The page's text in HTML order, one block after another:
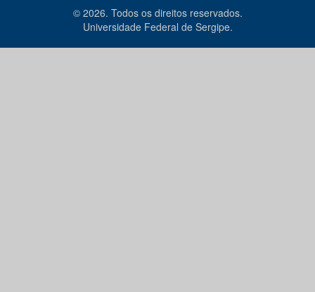
© 2026. Todos os direitos reservados.
Universidade Federal de Sergipe.